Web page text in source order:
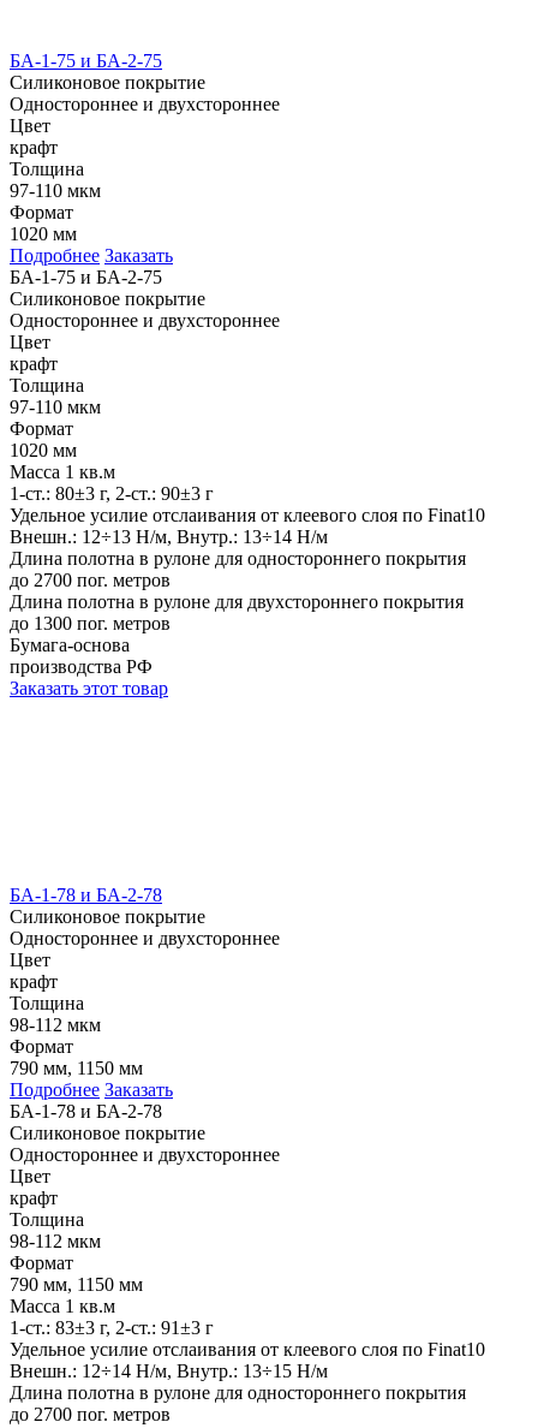
БА-1-75 и БА-2-75
Силиконовое покрытие
Одностороннее и двухстороннее
Цвет
крафт
Толщина
97-110 мкм
Формат
1020 мм
Подробнее Заказать
БА-1-75 и БА-2-75
Силиконовое покрытие
Одностороннее и двухстороннее
Цвет
крафт
Толщина
97-110 мкм
Формат
1020 мм
Масса 1 кв.м
1-ст.: 80±3 г, 2-ст.: 90±3 г
Удельное усилие отслаивания от клеевого слоя по Finat10
Внешн.: 12÷13 Н/м, Внутр.: 13÷14 Н/м
Длина полотна в рулоне для одностороннего покрытия
до 2700 пог. метров
Длина полотна в рулоне для двухстороннего покрытия
до 1300 пог. метров
Бумага-основа
производства РФ
Заказать этот товар
БА-1-78 и БА-2-78
Силиконовое покрытие
Одностороннее и двухстороннее
Цвет
крафт
Толщина
98-112 мкм
Формат
790 мм, 1150 мм
Подробнее Заказать
БА-1-78 и БА-2-78
Силиконовое покрытие
Одностороннее и двухстороннее
Цвет
крафт
Толщина
98-112 мкм
Формат
790 мм, 1150 мм
Масса 1 кв.м
1-ст.: 83±3 г, 2-ст.: 91±3 г
Удельное усилие отслаивания от клеевого слоя по Finat10
Внешн.: 12÷14 Н/м, Внутр.: 13÷15 Н/м
Длина полотна в рулоне для одностороннего покрытия
до 2700 пог. метров